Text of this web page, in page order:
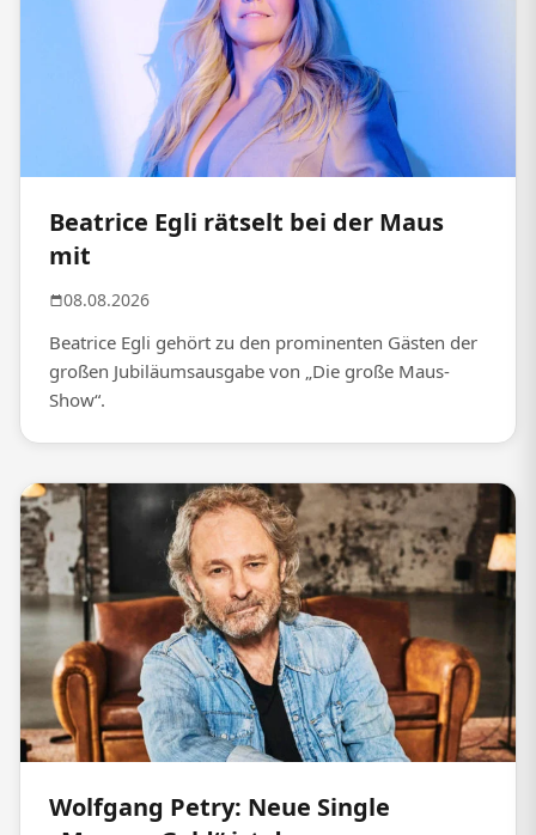
Beatrice Egli rätselt bei der Maus
mit
08.08.2026
Beatrice Egli gehört zu den prominenten Gästen der
großen Jubiläumsausgabe von „Die große Maus-
Show“.
Wolfgang Petry: Neue Single